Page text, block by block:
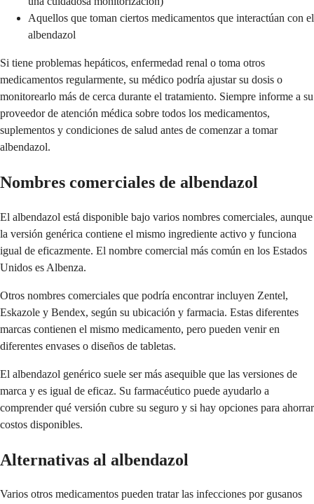
Aquellos que toman ciertos medicamentos que interactúan con el
albendazol
Si tiene problemas hepáticos, enfermedad renal o toma otros
medicamentos regularmente, su médico podría ajustar su dosis o
monitorearlo más de cerca durante el tratamiento. Siempre informe a su
proveedor de atención médica sobre todos los medicamentos,
suplementos y condiciones de salud antes de comenzar a tomar
albendazol.
Nombres comerciales de albendazol
El albendazol está disponible bajo varios nombres comerciales, aunque
la versión genérica contiene el mismo ingrediente activo y funciona
igual de eficazmente. El nombre comercial más común en los Estados
Unidos es Albenza.
Otros nombres comerciales que podría encontrar incluyen Zentel,
Eskazole y Bendex, según su ubicación y farmacia. Estas diferentes
marcas contienen el mismo medicamento, pero pueden venir en
diferentes envases o diseños de tabletas.
El albendazol genérico suele ser más asequible que las versiones de
marca y es igual de eficaz. Su farmacéutico puede ayudarlo a
comprender qué versión cubre su seguro y si hay opciones para ahorrar
costos disponibles.
Alternativas al albendazol
Varios otros medicamentos pueden tratar las infecciones por gusanos